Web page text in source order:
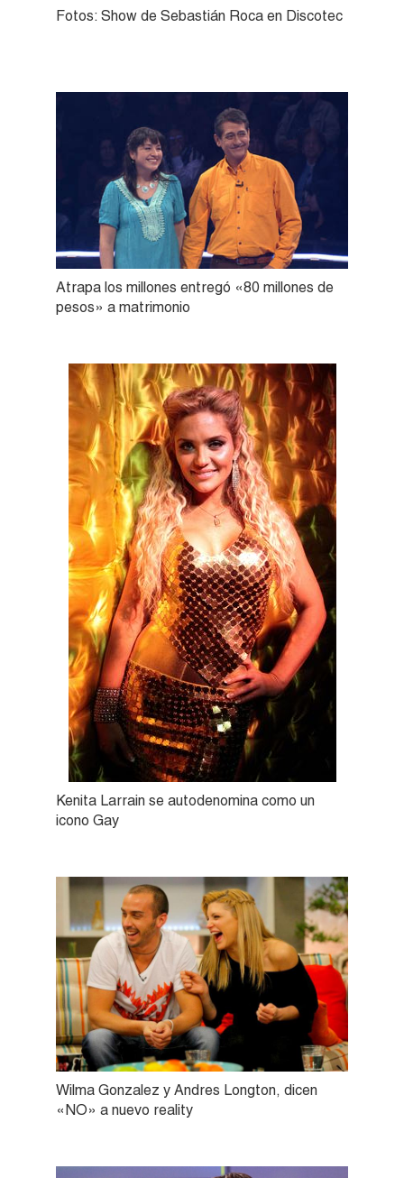
Fotos: Show de Sebastián Roca en Discotec
Atrapa los millones entregó «80 millones de
pesos» a matrimonio
Kenita Larrain se autodenomina como un
icono Gay
Wilma Gonzalez y Andres Longton, dicen
«NO» a nuevo reality